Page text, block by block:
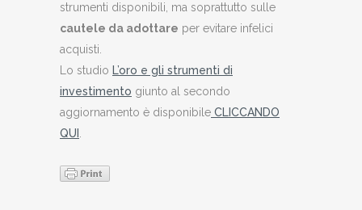
strumenti disponibili, ma soprattutto sulle
cautele da adottare per evitare infelici
acquisti.
Lo studio L’oro e gli strumenti di
investimento giunto al secondo
aggiornamento è disponibile CLICCANDO
QUI .